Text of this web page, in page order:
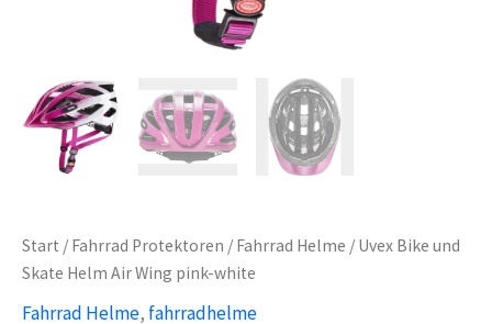
Start / Fahrrad Protektoren / Fahrrad Helme / Uvex Bike und
Skate Helm Air Wing pink-white
Fahrrad Helme, fahrradhelme